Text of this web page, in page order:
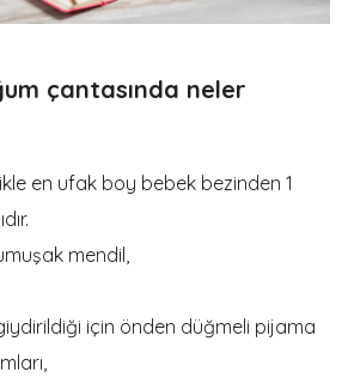
çantasında neler
en ufak boy bebek bezinden 1
mendil,
için önden düğmeli pijama